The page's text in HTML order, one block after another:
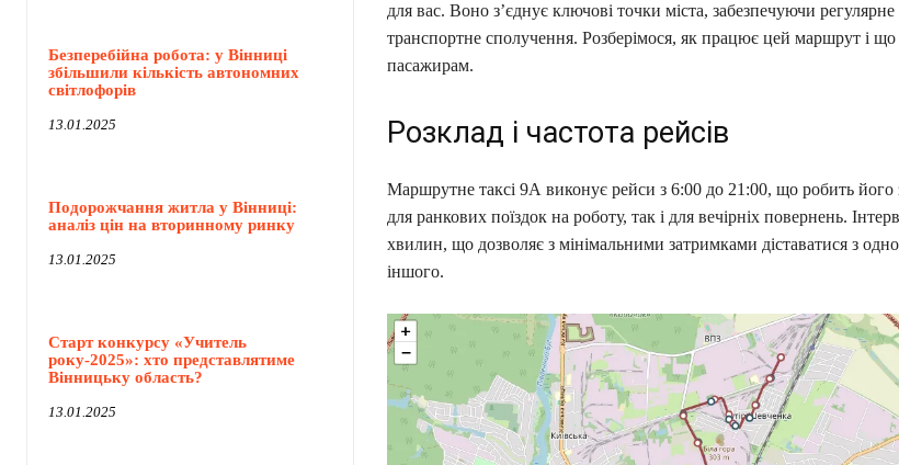
Безперебійна робота: у Вінниці
збільшили кількість автономних
світлофорів
13.01.2025
Подорожчання житла у Вінниці:
аналіз цін на вторинному ринку
13.01.2025
Старт конкурсу «Учитель
року-2025»: хто представлятиме
Вінницьку область?
13.01.2025
для вас. Воно з’єднує ключові точки міста, забезпечуючи
транспортне сполучення. Розберімося, як працює цей маршрут і що
пасажирам.
Розклад і частота рейсів
Маршрутне таксі 9А виконує рейси з 6:00 до 21:00, що робить його
для ранкових поїздок на роботу, так і для вечірніх повернень.
хвилин, що дозволяє з мінімальними затримками діставатися з
іншого.